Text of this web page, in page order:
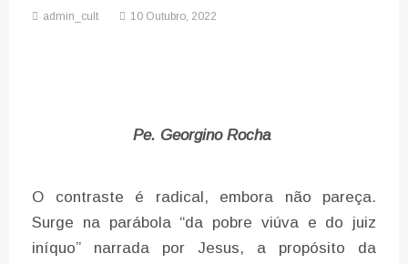
admin_cult 10 Outubro, 2022
Pe. Georgino Rocha
O contraste é radical, embora não pareça.
Surge na parábola “da pobre viúva e do juiz
iníquo” narrada por Jesus, a propósito da